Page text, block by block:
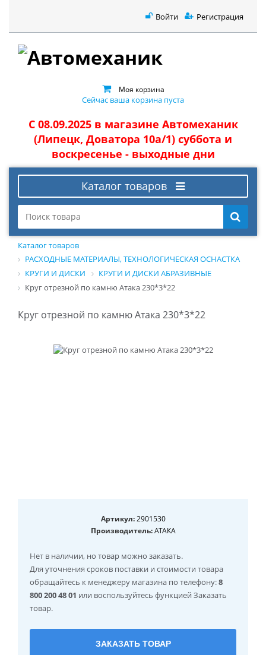
Войти Регистрация
Моя корзина
Сейчас ваша корзина пуста
С 08.09.2025 в магазине Автомеханик
(Липецк, Доватора 10а/1) суббота и
воскресенье - выходные дни
Каталог товаров
Каталог товаров
РАСХОДНЫЕ МАТЕРИАЛЫ, ТЕХНОЛОГИЧЕСКАЯ ОСНАСТКА
КРУГИ И ДИСКИ
КРУГИ И ДИСКИ АБРАЗИВНЫЕ
Круг отрезной по камню Атака 230*3*22
Круг отрезной по камню Атака 230*3*22
Артикул:2901530
Производитель:АТАКА
Нет в наличии, но товар можно заказать.
Для уточнения сроков поставки и стоимости товара
обращайтесь к менеджеру магазина по телефону:8
800 200 48 01 или воспользуйтесь функцией Заказать
товар.
ЗАКАЗАТЬ ТОВАР